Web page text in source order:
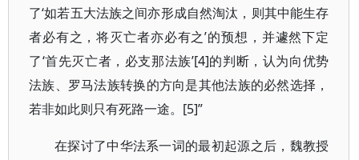
了‘如若五大法族之间亦形成自然淘汰，则其中能生存
者必有之，将灭亡者亦必有之’的预想，并遽然下定
了‘首先灭亡者，必支那法族’[4]的判断，认为向优势
法族、罗马法族转换的方向是其他法族的必然选择，
若非如此则只有死路一途。[5]”
在探讨了中华法系一词的最初起源之后，魏教授